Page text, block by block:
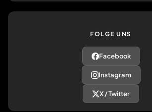
FOLGE UNS
Facebook
Instagram
X / Twitter